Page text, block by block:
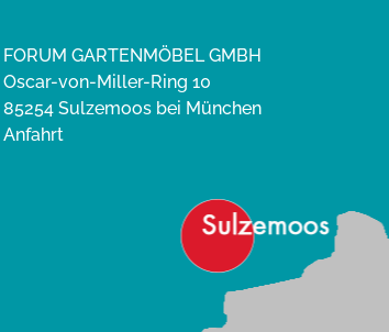
FORUM GARTENMÖBEL GMBH
Oscar-von-Miller-Ring 10
85254 Sulzemoos bei München
Anfahrt